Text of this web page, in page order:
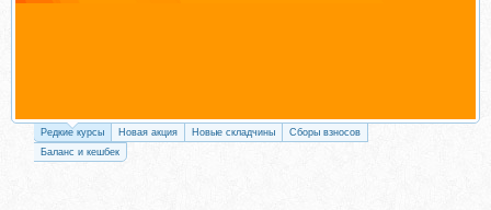
Редкие курсы Новая акция Новые складчины
Сборы взносов
Баланс и кешбек